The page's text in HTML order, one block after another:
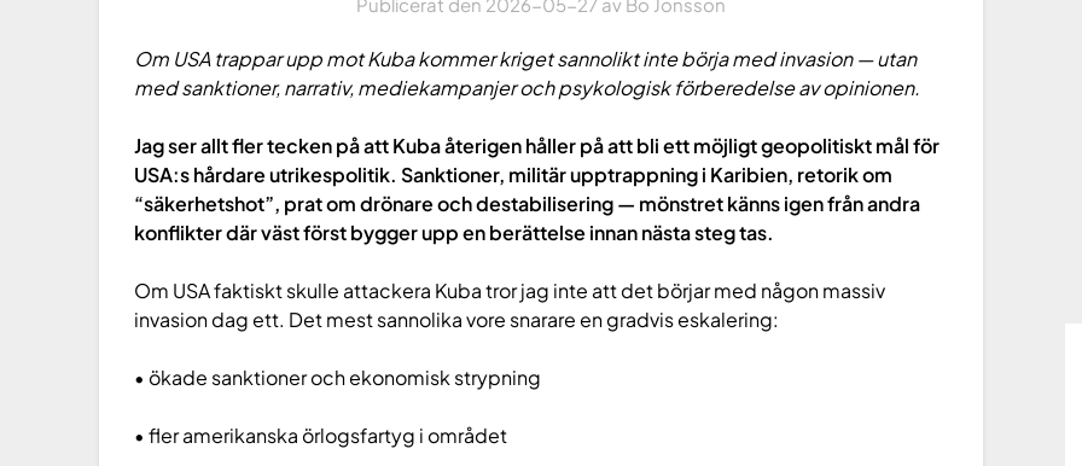
Om USA trappar upp mot Kuba kommer kriget sannolikt inte börja med invasion — utan
med sanktioner, narrativ, mediekampanjer och psykologisk förberedelse av opinionen.
Jag ser allt fler tecken på att Kuba återigen håller på att bli ett möjligt geopolitiskt mål för
USA:s hårdare utrikespolitik. Sanktioner, militär upptrappning i Karibien, retorik om
“säkerhetshot”, prat om drönare och destabilisering — mönstret känns igen från andra
konflikter där väst först bygger upp en berättelse innan nästa steg tas.
Om USA faktiskt skulle attackera Kuba tror jag inte att det börjar med någon massiv
invasion dag ett. Det mest sannolika vore snarare en gradvis eskalering:
• ökade sanktioner och ekonomisk strypning
• fler amerikanska örlogsfartyg i området